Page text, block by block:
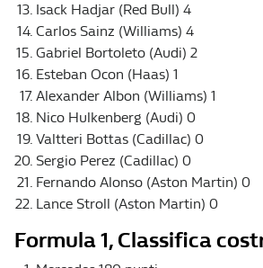
Isack Hadjar (Red Bull) 4
Carlos Sainz (Williams) 4
Gabriel Bortoleto (Audi) 2
Esteban Ocon (Haas) 1
Alexander Albon (Williams) 1
Nico Hulkenberg (Audi) 0
Valtteri Bottas (Cadillac) 0
Sergio Perez (Cadillac) 0
Fernando Alonso (Aston Martin) 0
Lance Stroll (Aston Martin) 0
Formula 1, Classifica